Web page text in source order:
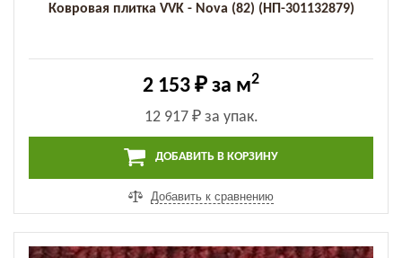
Ковровая плитка VVK - Nova (82) (НП-301132879)
2 153 ₽ за м2
12 917 ₽за упак.
ДОБАВИТЬ В КОРЗИНУ
Добавить к сравнению